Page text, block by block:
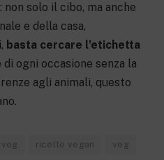
solo il cibo, ma anche
e della casa,
basta cercare l’etichetta
di ogni occasione senza la
agli animali, questo
ricette vegan veg